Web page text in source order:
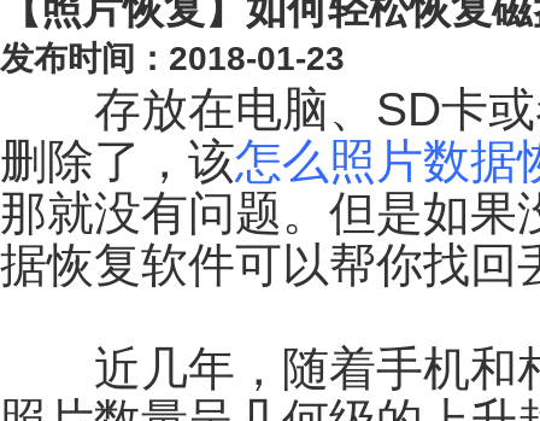
发布时间：2018-01-23
存放在电脑、SD卡或
删除了，该怎么照片数据
那就没有问题。但是如果
据恢复软件可以帮你找回
近几年，随着手机和